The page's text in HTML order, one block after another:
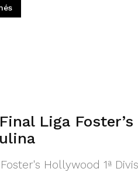
Liga
Hollywood 1ª